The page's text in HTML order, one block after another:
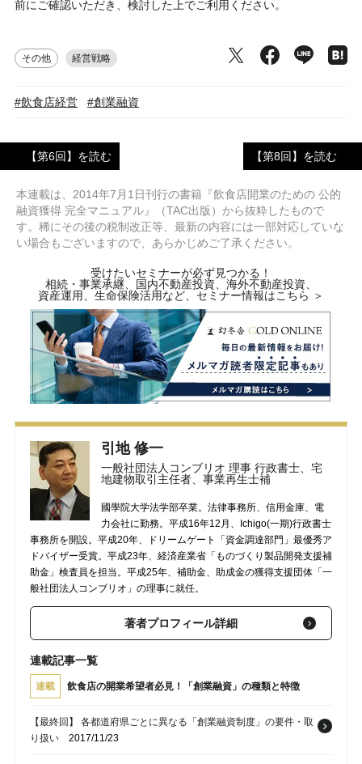
前にご確認いただき、検討した上でご利用ください。
その他 経営戦略
#飲食店経営 #創業融資
【第6回】を読む 【第8回】を読む
本連載は、2014年7月1日刊行の書籍『飲食店開業のための 公的
融資獲得 完全マニュアル』（TAC出版）から抜粋したもので
す。稀にその後の税制改正等、最新の内容には一部対応していな
い場合もございますので、あらかじめご了承ください。
受けたいセミナーが必ず見つかる！
相続・事業承継、国内不動産投資、海外不動産投資、
資産運用、生命保険活用など、セミナー情報はこちら ＞
引地 修一
一般社団法人コンブリオ 理事 行政書士、宅
地建物取引主任者、事業再生士補
國學院大学法学部卒業。法律事務所、信用金庫、電
力会社に勤務。平成16年12月、Ichigo(一期)行政書士
事務所を開設。平成20年、ドリームゲート「資金調達部門」最優秀ア
ドバイザー受賞。平成23年、経済産業省「ものづくり製品開発支援補
助金」検査員を担当。平成25年、補助金、助成金の獲得支援団体「一
般社団法人コンブリオ」の理事に就任。
著者プロフィール詳細
連載記事一覧
連載 飲食店の開業希望者必見！「創業融資」の種類と特徴
【最終回】 各都道府県ごとに異なる「創業融資制度」の要件・取
り扱い 2017/11/23